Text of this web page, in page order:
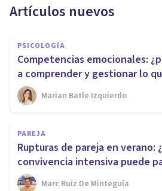
Artículos nuevos
PSICOLOGÍA
Competencias emocionales:
a comprender y gestionar lo
Marian Batle Izquierdo
PAREJA
Rupturas de pareja en verano:
convivencia intensiva puede
Marc Ruiz De Minteguía